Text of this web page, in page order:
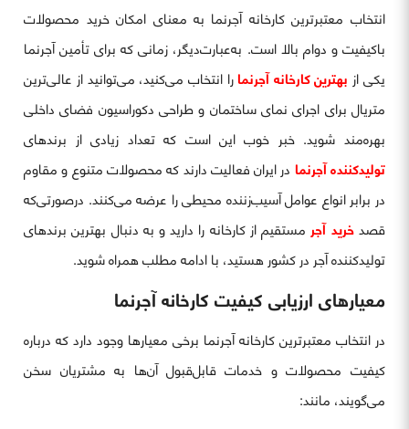
انتخاب معتبرترین کارخانه آجرنما به معنای امکان خرید محصولات
باکیفیت و دوام بالا است. به‌عبارت‌دیگر، زمانی که برای تأمین آجرنما
یکی ازبهترین کارخانه آجرنمارا انتخاب می‌کنید، می‌توانید از عالی‌ترین
متریال برای اجرای نمای ساختمان و طراحی دکوراسیون فضای داخلی
بهره‌مند شوید. خبر خوب این است که تعداد زیادی از برندهای
تولیدکننده آجرنمادر ایران فعالیت دارند که محصولات متنوع و مقاوم
در برابر انواع عوامل آسیب‌زننده محیطی را عرضه می‌کنند. درصورتی‌که
قصدخرید آجرمستقیم از کارخانه را دارید و به دنبال بهترین برندهای
تولیدکننده آجر در کشور هستید، با ادامه مطلب همراه شوید.
معیارهای ارزیابی کیفیت کارخانه آجرنما
در انتخاب معتبرترین کارخانه آجرنما برخی معیارها وجود دارد که درباره
کیفیت محصولات و خدمات قابل‌قبول آن‌ها به مشتریان سخن
می‌گویند، مانند: